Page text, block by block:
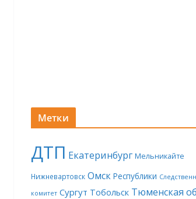
Метки
ДТП Екатеринбург Мельникайте
Нижневартовск Омск Республики
комитет Сургут Тобольск Тюменская